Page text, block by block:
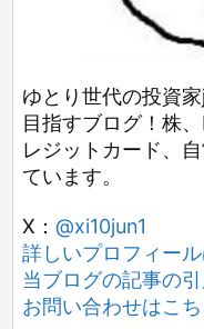
ゆとり世代の投資
目指すブログ！株
レジットカード、
ています。
X： @xi10jun1
詳しいプロフィー
当ブログの記事の
お問い合わせはこち